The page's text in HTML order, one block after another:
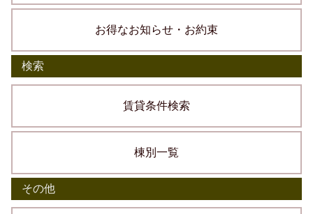
お得なお知らせ・お約束
検索
賃貸条件検索
棟別一覧
その他